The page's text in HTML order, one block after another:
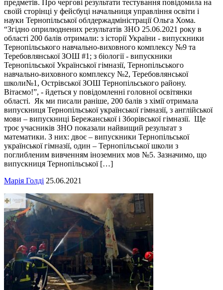
предметів. Про чергові результати тестування повідомила на
своїй сторінці у фейсбуці начальниця управління освіти і
науки Тернопільської облдержадміністрації Ольга Хома.
“Згідно оприлюднених результатів ЗНО 25.06.2021 року в
області 200 балів отримали: з історії України - випускники
Тернопільського навчально-виховного комплексу №9 та
Теребовлянської ЗОШ #1; з біології - випускники
Тернопільської Української гімназії, Тернопільського
навчально-виховного комплексу №2, Теребовлянської
школи№1, Острівської ЗОШ Тернопільського району.
Вітаємо!”, - йдеться у повідомленні головної освітянки
області. Як ми писали раніше, 200 балів з хімії отримала
випускниця Тернопільської української гімназії, з англійської
мови – випускниці Бережанської і Зборівської гімназії. Ще
троє учасників ЗНО показали найвищий результат з
математики. З них: двоє – випускники Тернопільської
української гімназії, один – Тернопільської школи з
поглибленим вивченням іноземних мов №5. Зазначимо, що
випускниця Тернопільської […]
Марія Голді 25.06.2021